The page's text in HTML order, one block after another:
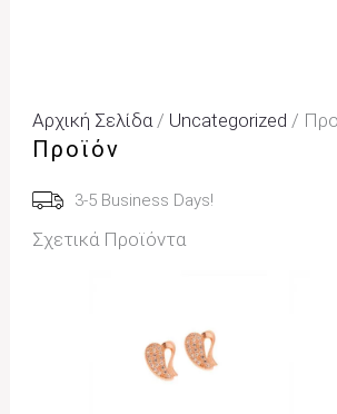
Αρχική Σελίδα / Uncategorized /
Προϊόν
3-5 Business Days!
Σχετικά Προϊόντα